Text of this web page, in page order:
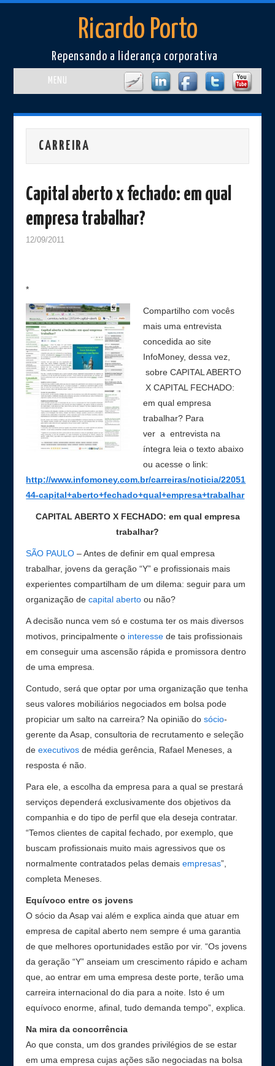
Ricardo Porto
Repensando a liderança corporativa
MENU
Perfil
Cursos e Eventos
Livros/Filmes
CARREIRA
Capital aberto x fechado: em qual
empresa trabalhar?
12/09/2011
*
Compartilho com vocês
mais uma entrevista
concedida ao site
InfoMoney, dessa vez,
sobre CAPITAL ABERTO
X CAPITAL FECHADO:
em qual empresa
trabalhar? Para
ver a entrevista na
íntegra leia o texto abaixo
ou acesse o link:
http://www.infomoney.com.br/carreiras/noticia/22051
44-capital+aberto+fechado+qual+empresa+trabalhar
CAPITAL ABERTO X FECHADO: em qual empresa
trabalhar?
SÃO PAULO – Antes de definir em qual empresa
trabalhar, jovens da geração “Y” e profissionais mais
experientes compartilham de um dilema: seguir para um
organização decapital aberto ou não?
A decisão nunca vem só e costuma ter os mais diversos
motivos, principalmente o interesse de tais profissionais
em conseguir uma ascensão rápida e promissora dentro
de uma empresa.
Contudo, será que optar por uma organização que tenha
seus valores mobiliários negociados em bolsa pode
propiciar um salto na carreira? Na opinião dosócio-
gerente da Asap, consultoria de recrutamento e seleção
deexecutivos de média gerência, Rafael Meneses, a
resposta é não.
Para ele, a escolha da empresa para a qual se prestará
serviços dependerá exclusivamente dos objetivos da
companhia e do tipo de perfil que ela deseja contratar.
“Temos clientes de capital fechado, por exemplo, que
buscam profissionais muito mais agressivos que os
normalmente contratados pelas demaisempresas”,
completa Meneses.
Equívoco entre os jovens
O sócio da Asap vai além e explica ainda que atuar em
empresa de capital aberto nem sempre é uma garantia
de que melhores oportunidades estão por vir. “Os jovens
da geração “Y” anseiam um crescimento rápido e acham
que, ao entrar em uma empresa deste porte, terão uma
carreira internacional do dia para a noite. Isto é um
equívoco enorme, afinal, tudo demanda tempo”, explica.
Na mira da concorrência
Ao que consta, um dos grandes privilégios de se estar
em uma empresa cujas ações são negociadas na bolsa